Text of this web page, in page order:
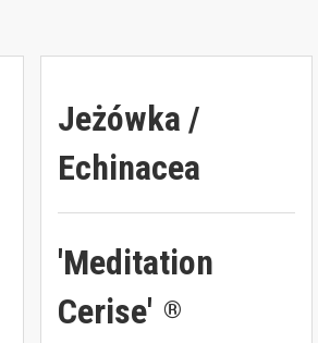
Jeżówka /
Echinacea
'Meditation
Cerise' ®